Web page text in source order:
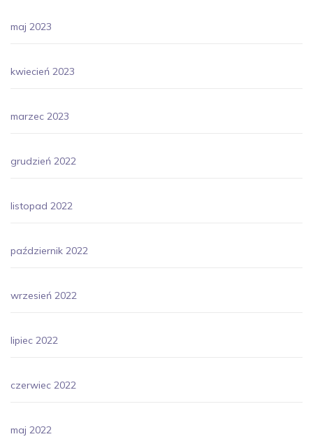
maj 2023
kwiecień 2023
marzec 2023
grudzień 2022
listopad 2022
październik 2022
wrzesień 2022
lipiec 2022
czerwiec 2022
maj 2022